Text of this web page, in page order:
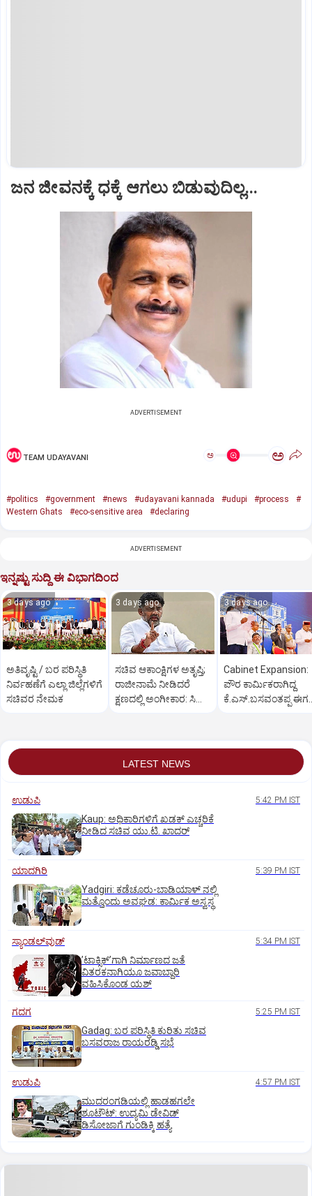
ಜನ ಜೀವನಕ್ಕೆ ಧಕ್ಕೆ ಆಗಲು ಬಿಡುವುದಿಲ್ಲ...
ADVERTISEMENT
TEAM UDAYAVANI ಅ ಅ
#politics #government #news #udayavani kannada #udupi #process
#
Western Ghats
#eco-sensitive area #declaring
ADVERTISEMENT
ಇನ್ನಷ್ಟು ಸುದ್ದಿ ಈ ವಿಭಾಗದಿಂದ
3 days ago
ಅತಿವೃಷ್ಟಿ / ಬರ ಪರಿಸ್ಥಿತಿ
ನಿರ್ವಹಣೆಗೆ ಎಲ್ಲಾ ಜಿಲ್ಲೆಗಳಿಗೆ
ಸಚಿವರ ನೇಮಕ
3 days ago
ಸಚಿವ ಆಕಾಂಕ್ಷಿಗಳ ಅತೃಪ್ತಿ;
ರಾಜೀನಾಮೆ ನೀಡಿದರೆ
ಕ್ಷಣದಲ್ಲಿ ಅಂಗೀಕಾರ: ಸಿಎಂ
3 days ago
Cabinet Expansion:
ಪೌರ ಕಾರ್ಮಿಕ­ರಾಗಿದ್ದ
ಕೆ.ಎಸ್‌.ಬಸವಂತಪ್ಪ ಈಗ
LATEST NEWS
ಉಡುಪಿ 5:42 PM IST
Kaup: ಅಧಿಕಾರಿಗಳಿಗೆ ಖಡಕ್ ಎಚ್ಚರಿಕೆ
ನೀಡಿದ ಸಚಿವ ಯು.ಟಿ. ಖಾದರ್
ಯಾದಗಿರಿ 5:39 PM IST
Yadgiri: ಕಡೆಚೂರು-ಬಾಡಿಯಾಳ್ ನಲ್ಲಿ
ಮತ್ತೊಂದು ಅವಘಡ: ಕಾರ್ಮಿಕ ಅಸ್ವಸ್ಥ
ಸ್ಯಾಂಡಲ್‌ವುಡ್‌ 5:34 PM IST
ʼಟಾಕ್ಸಿಕ್‌ʼಗಾಗಿ ನಿರ್ಮಾಣದ ಜತೆ
ವಿತರಕನಾಗಿಯೂ ಜವಾಬ್ದಾರಿ
ವಹಿಸಿಕೊಂಡ ಯಶ್
ಗದಗ 5:25 PM IST
Gadag: ಬರ ಪರಿಸ್ಥಿತಿ ಕುರಿತು ಸಚಿವ
ಬಸವರಾಜ ರಾಯರಡ್ಡಿ ಸಭೆ
ಉಡುಪಿ 4:57 PM IST
ಮುದರಂಗಡಿಯಲ್ಲಿ ಹಾಡಹಗಲೇ
ಶೂಟೌಟ್:‌ ಉದ್ಯಮಿ ಡೇವಿಡ್‌
ಡಿಸೋಜಾಗೆ ಗುಂಡಿಕ್ಕಿ ಹತ್ಯೆ